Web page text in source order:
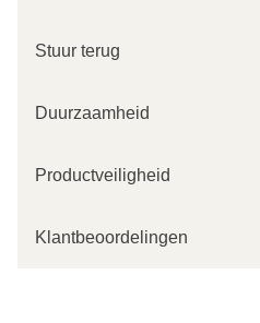
Stuur terug
Duurzaamheid
Productveiligheid
Klantbeoordelingen